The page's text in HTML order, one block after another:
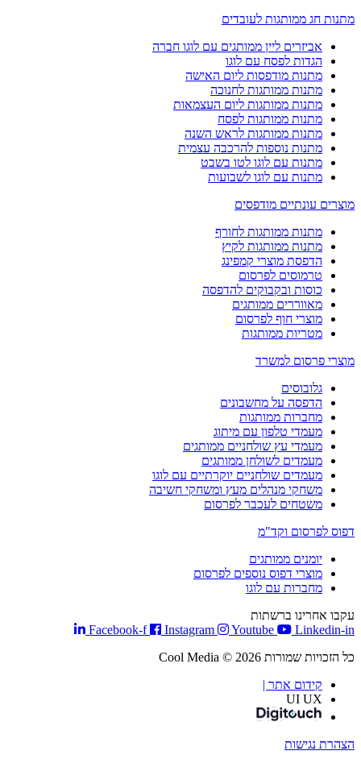
מתנות חג ממותגות לעובדים
אביזרים ליין ממותגים עם לוגו חברה
הגדות לפסח עם לוגו
מתנות מודפסות ליום האישה
מתנות ממותגות לחנוכה
מתנות ממותגות ליום העצמאות
מתנות ממותגות לפסח
מתנות ממותגות לראש השנה
מתנות נוספות להרכבה עצמית
מתנות עם לוגו לטו בשבט
מתנות עם לוגו לשבועות
מוצרים עונתיים מודפסים
מתנות ממותגות לחורף
מתנות ממותגות לקיץ
הדפסת מוצרי קמפינג
טרמוסים לפרסום
כוסות ובקבוקים להדפסה
מאווררים ממותגים
מוצרי חוף לפרסום
מטריות ממותגות
מוצרי פרסום למשרד
גלובוסים
הדפסה על מחשבונים
מחברות ממותגות
מעמדי טלפון עם מיתוג
מעמדי עץ שולחניים ממותגים
מעמדים לשולחן ממותגים
מעמדים שולחניים יוקרתיים עם לוגו
משחקי מנהלים מעץ ומשחקי חשיבה
משטחים לעכבר לפרסום
דפוס לפרסום וקד"מ
יומנים ממותגים
מוצרי דפוס נוספים לפרסום
מחברות עם לוגו
עקבו אחרינו ברשתות
Facebook-f
Instagram Youtube
Linkedin-in
כל הזכויות שמורות Cool Media © 2026
קידום אתר |
UI UX
הצהרת נגישות